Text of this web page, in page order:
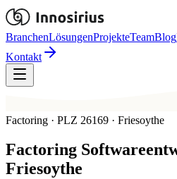
BranchenLösungenProjekteTeamBlog
Kontakt
Factoring · PLZ 26169 · Friesoythe
Factoring
Friesoythe